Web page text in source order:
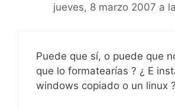
jueves, 8 marzo 2007 a
Puede que sí, o puede que
que lo formatearías ? ¿ E
windows copiado o un linux ?